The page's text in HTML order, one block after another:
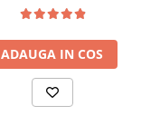
ADAUGA IN COS